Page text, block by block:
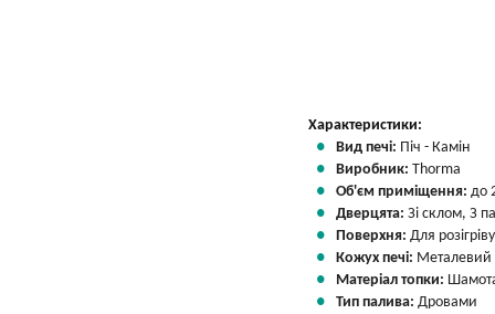
Характеристики:
Вид печі: Піч - Камін
Виробник: Thorma
Об'єм приміщення: до
Дверцята: Зі склом, З
Поверхня: Для розігріву
Кожух печі: Металевий
Матеріал топки:
Тип палива: Дровами